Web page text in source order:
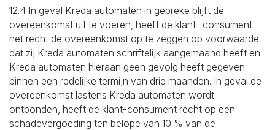
12.4 In geval Kreda automaten in gebreke blijft de
overeenkomst uit te voeren, heeft de klant- consument
het recht de overeenkomst op te zeggen op voorwaarde
dat zij Kreda automaten schriftelijk aangemaand heeft en
Kreda automaten hieraan geen gevolg heeft gegeven
binnen een redelijke termijn van drie maanden. In geval de
overeenkomst lastens Kreda automaten wordt
ontbonden, heeft de klant-consument recht op een
schadevergoeding ten belope van 10 % van de